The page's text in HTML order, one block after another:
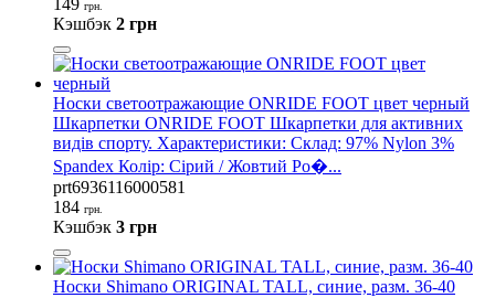
грн.
Кэшбэк 2 грн
Носки светоотражающие ONRIDE FOOT цвет черный
Шкарпетки ONRIDE FOOT Шкарпетки для активних
видів спорту. Характеристики: Склад: 97% Nylon 3%
Spandex Колір: Сірий / Жовтий Ро�...
prt6936116000581
184 грн.
Кэшбэк 3 грн
Носки Shimano ORIGINAL TALL, синие, разм. 36-40